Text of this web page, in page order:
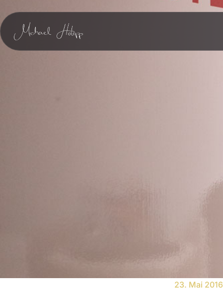
23. Mai 2016